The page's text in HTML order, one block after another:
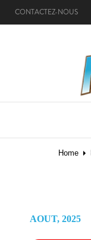
CONTACTEZ-NOUS
Home
AOUT, 2025